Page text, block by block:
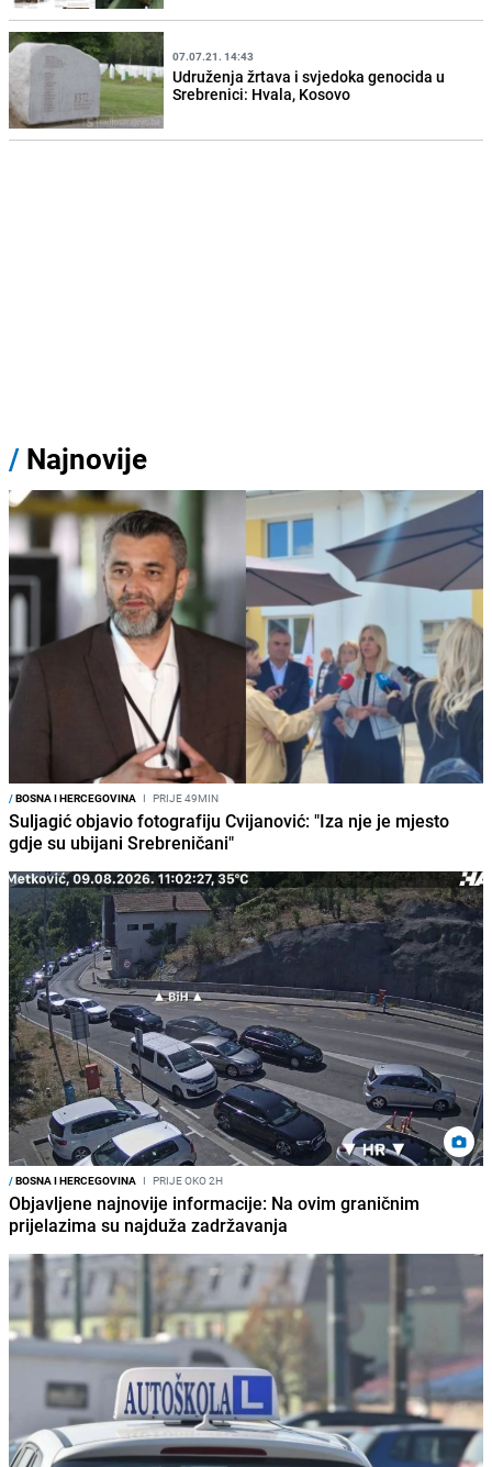
07.07.21. 14:43
Udruženja žrtava i svjedoka genocida u
Srebrenici: Hvala, Kosovo
/ Najnovije
/BOSNA I HERCEGOVINA I PRIJE 49MIN
Suljagić objavio fotografiju Cvijanović: "Iza nje je mjesto
gdje su ubijani Srebreničani"
/BOSNA I HERCEGOVINA I PRIJE OKO 2H
Objavljene najnovije informacije: Na ovim graničnim
prijelazima su najduža zadržavanja